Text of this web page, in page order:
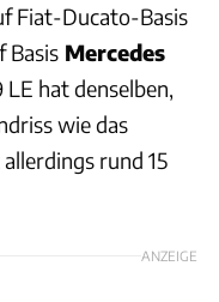
Fiat-Ducato-Basis
Basis Mercedes
LE hat denselben,
wie das
rund 15
ANZEIGE